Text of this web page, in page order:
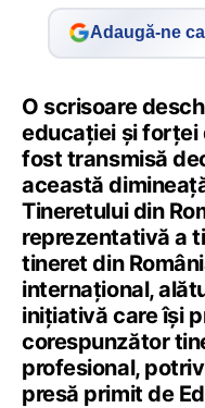
Adaugă-ne
O scrisoare
educației și forței
fost transmisă
această
Tineretului din
reprezentativă a
tineret din
internațional,
inițiativă care își
corespunzător
profesional,
presă primit de